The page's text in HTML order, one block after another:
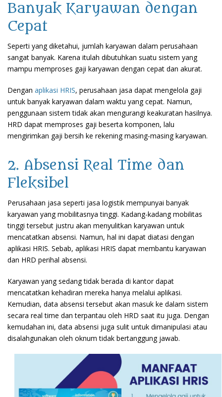
Banyak Karyawan dengan
Cepat
Seperti yang diketahui, jumlah karyawan dalam perusahaan
sangat banyak. Karena itulah dibutuhkan suatu sistem yang
mampu memproses gaji karyawan dengan cepat dan akurat.
Dengan aplikasi HRIS, perusahaan jasa dapat mengelola gaji
untuk banyak karyawan dalam waktu yang cepat. Namun,
penggunaan sistem tidak akan mengurangi keakuratan hasilnya.
HRD dapat memproses gaji beserta komponen, lalu
mengirimkan gaji bersih ke rekening masing-masing karyawan.
2. Absensi Real Time dan
Fleksibel
Perusahaan jasa seperti jasa logistik mempunyai banyak
karyawan yang mobilitasnya tinggi. Kadang-kadang mobilitas
tinggi tersebut justru akan menyulitkan karyawan untuk
mencatatkan absensi. Namun, hal ini dapat diatasi dengan
aplikasi HRIS. Sebab, aplikasi HRIS dapat membantu karyawan
dan HRD perihal absensi.
Karyawan yang sedang tidak berada di kantor dapat
mencatatkan kehadiran mereka hanya melalui aplikasi.
Kemudian, data absensi tersebut akan masuk ke dalam sistem
secara real time dan terpantau oleh HRD saat itu juga. Dengan
kemudahan ini, data absensi juga sulit untuk dimanipulasi atau
disalahgunakan oleh oknum tidak bertanggung jawab.